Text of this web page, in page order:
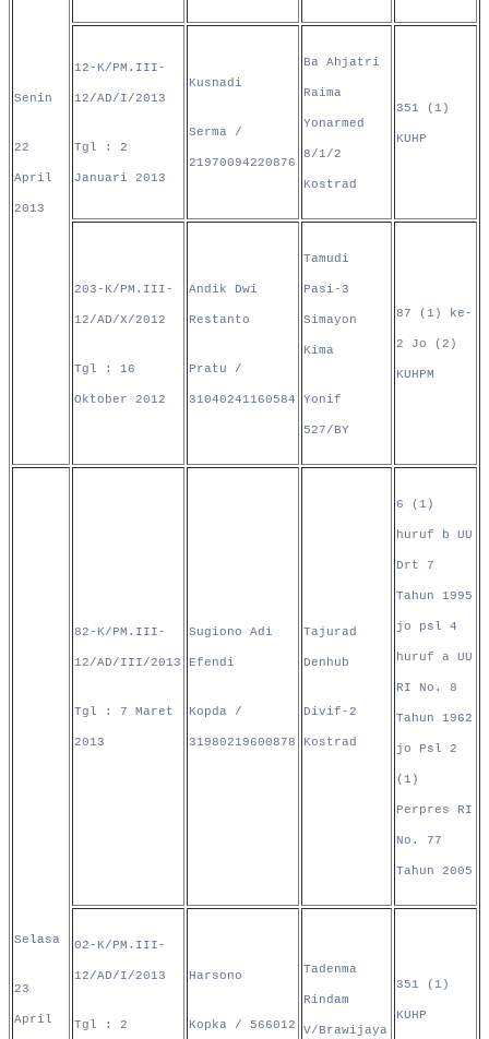
Senin
22
April
2013
12-K/PM.III-
12/AD/I/2013
Tgl : 2
Januari 2013
Kusnadi
Serma /
21970094220876
Ba Ahjatri
Raima
Yonarmed
8/1/2
Kostrad
351 (1)
KUHP
203-K/PM.III-
12/AD/X/2012
Tgl : 16
Oktober 2012
Andik Dwi
Restanto
Pratu /
31040241160584
Tamudi
Pasi-3
Simayon
Kima
Yonif
527/BY
87 (1) ke-
2 Jo (2)
KUHPM
Selasa
23
April
82-K/PM.III-
12/AD/III/2013
Tgl : 7 Maret
2013
Sugiono Adi
Efendi
Kopda /
31980219600878
Tajurad
Denhub
Divif-2
Kostrad
6 (1)
huruf b UU
Drt 7
Tahun 1995
jo psl 4
huruf a UU
RI No. 8
Tahun 1962
jo Psl 2
(1)
Perpres RI
No. 77
Tahun 2005
02-K/PM.III-
12/AD/I/2013
Tgl : 2
Harsono
Kopka / 566012
Tadenma
Rindam
V/Brawijaya
351 (1)
KUHP